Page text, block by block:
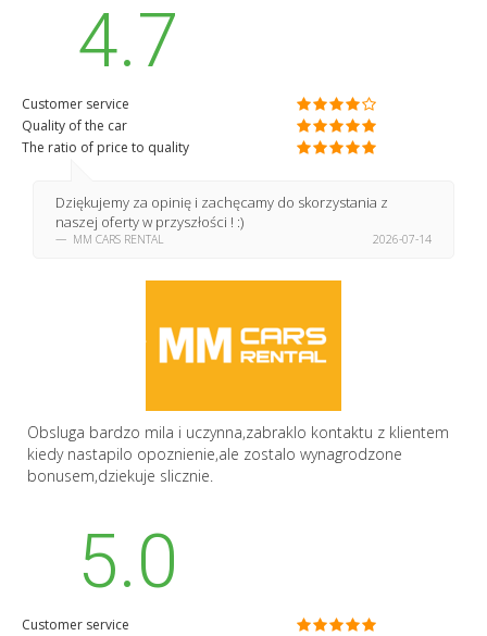
4.7
Customer service
Quality of the car
The ratio of price to quality
Dziękujemy za opinię i zachęcamy do skorzystania z
naszej oferty w przyszłości ! :)
MM CARS RENTAL 2026-07-14
Obsluga bardzo mila i uczynna,zabraklo kontaktu z klientem
kiedy nastapilo opoznienie,ale zostalo wynagrodzone
bonusem,dziekuje slicznie.
5.0
Customer service